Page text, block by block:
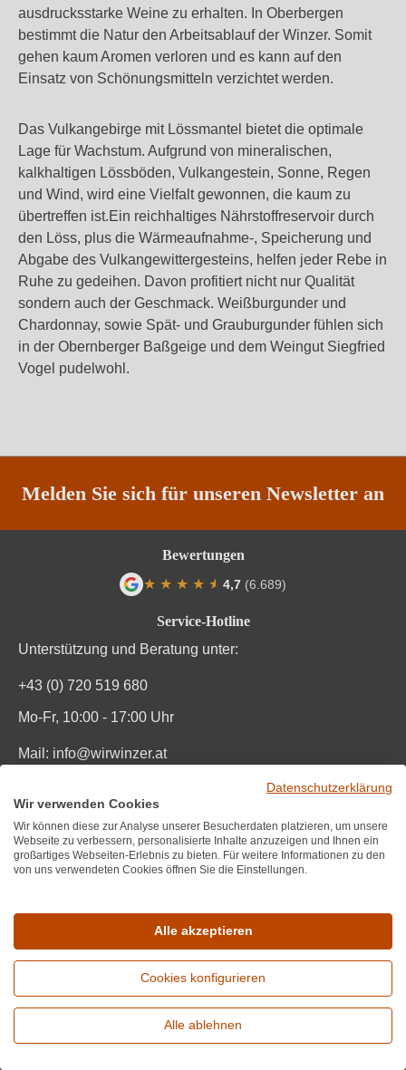
ausdrucksstarke Weine zu erhalten. In Oberbergen
bestimmt die Natur den Arbeitsablauf der Winzer. Somit
gehen kaum Aromen verloren und es kann auf den
Einsatz von Schönungsmitteln verzichtet werden.
Das Vulkangebirge mit Lössmantel bietet die optimale
Lage für Wachstum. Aufgrund von mineralischen,
kalkhaltigen Lössböden, Vulkangestein, Sonne, Regen
und Wind, wird eine Vielfalt gewonnen, die kaum zu
übertreffen ist.Ein reichhaltiges Nährstoffreservoir durch
den Löss, plus die Wärmeaufnahme-, Speicherung und
Abgabe des Vulkangewittergesteins, helfen jeder Rebe in
Ruhe zu gedeihen. Davon profitiert nicht nur Qualität
sondern auch der Geschmack. Weißburgunder und
Chardonnay, sowie Spät- und Grauburgunder fühlen sich
in der Obernberger Baßgeige und dem Weingut Siegfried
Vogel pudelwohl.
Melden Sie sich für unseren Newsletter an
Service-Hotline
Unterstützung und Beratung unter:
+43 (0) 720 519 680
Mo-Fr, 10:00 - 17:00 Uhr
Mail: info@wirwinzer.at
Vom Vertrag zurücktreten
Informationen
Über uns
Hilfe / FAQ
Partner werden
Bewertungen
★ ★ ★ ★ ★
★ 4,7 (6.689)
Erweiterte Suche
Datenschutzerklärung
Wir verwenden Cookies
Wir können diese zur Analyse unserer Besucherdaten platzieren, um unsere
Webseite zu verbessern, personalisierte Inhalte anzuzeigen und Ihnen ein
großartiges Webseiten-Erlebnis zu bieten. Für weitere Informationen zu den
von uns verwendeten Cookies öffnen Sie die Einstellungen.
Alle akzeptieren
Cookies konfigurieren
Alle ablehnen